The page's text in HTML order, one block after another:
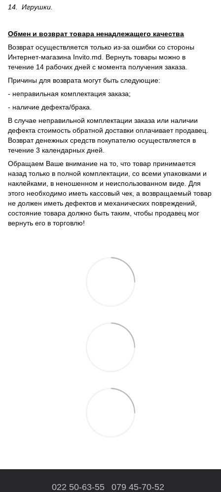
14. Игрушки.
Обмен и возврат товара ненадлежащего качества
Возврат осуществляется только из-за ошибки со стороны
Интернет-магазина Invito.md. Вернуть товары можно в
течение 14 рабочих дней с момента получения заказа.
Причины для возврата могут быть следующие:
- неправильная комплектация заказа;
- наличие дефекта/брака.
В случае неправильной комплектации заказа или наличии
дефекта стоимость обратной доставки оплачивает продавец.
Возврат денежных средств покупателю осуществляется в
течение 3 календарных дней.
Обращаем Ваше внимание на то, что товар принимается
назад только в полной комплектации, со всеми упаковками и
наклейками, в неношенном и неиспользованном виде. Для
этого необходимо иметь кассовый чек, а возвращаемый товар
не должен иметь дефектов и механических повреждений,
состояние товара должно быть таким, чтобы продавец мог
вернуть его в торговлю!
022 50-63-55 079 45-70-52